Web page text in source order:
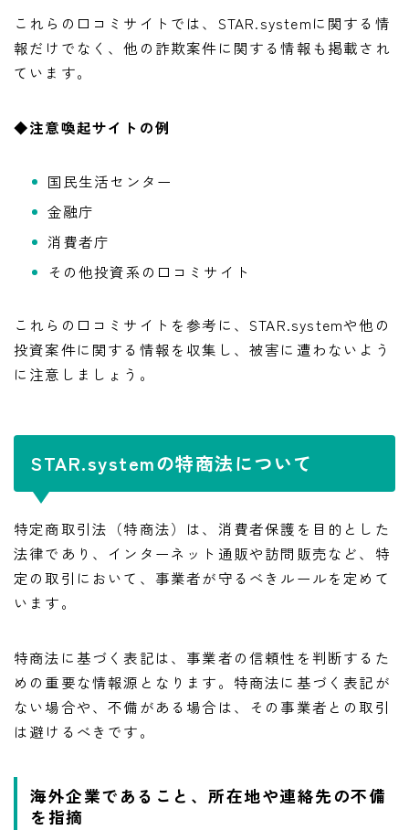
これらの口コミサイトでは、STAR.systemに関する情
報だけでなく、他の詐欺案件に関する情報も掲載され
ています。
◆注意喚起サイトの例
国民生活センター
金融庁
消費者庁
その他投資系の口コミサイト
これらの口コミサイトを参考に、STAR.systemや他の
投資案件に関する情報を収集し、被害に遭わないよう
に注意しましょう。
STAR.systemの特商法について
特定商取引法（特商法）は、消費者保護を目的とした
法律であり、インターネット通販や訪問販売など、特
定の取引において、事業者が守るべきルールを定めて
います。
特商法に基づく表記は、事業者の信頼性を判断するた
めの重要な情報源となります。特商法に基づく表記が
ない場合や、不備がある場合は、その事業者との取引
は避けるべきです。
海外企業であること、所在地や連絡先の不備
を指摘